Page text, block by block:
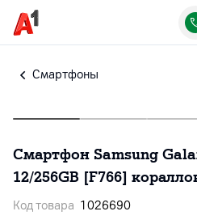
Смартфоны
Смартфон Samsung
12/256GB [F766]
Код товара 1026690